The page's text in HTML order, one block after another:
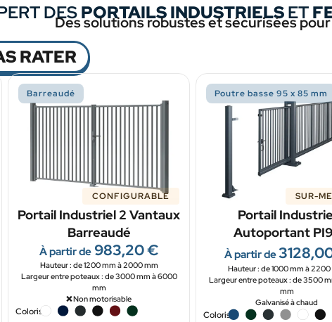
DESPORTAILS INDUSTRIELSET
Des solutions robustes et sécurisées
RATER
CONFIGURABLE
Barreaudé
Portail Industriel 2 Vantaux
Barreaudé
À partir de 983,20€
Hauteur : de 1200 mm à 2000 mm
Largeur entre poteaux : de 3000 mm à 6000
mm
❌ Non motorisable
Coloris
SUR-
Poutre basse 95 x 85 mm
Portail
Autoportant
À partir de
Hauteur : de 1000 mm à
Largeur entre poteaux : de 3500
mm
Galvanisé à chaud
Coloris